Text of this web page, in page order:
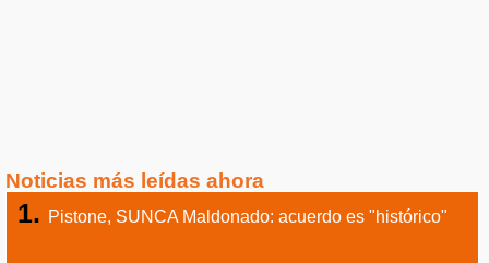
Noticias más leídas ahora
Pistone, SUNCA Maldonado: acuerdo es "histórico"